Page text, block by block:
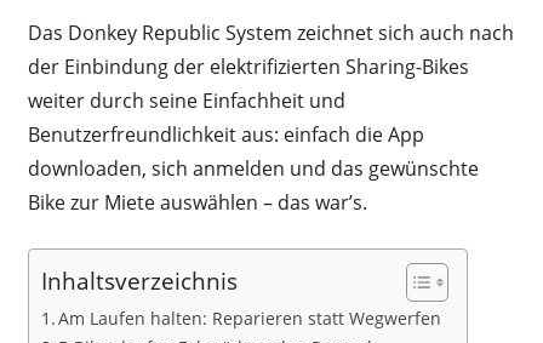
Das Donkey Republic System zeichnet sich auch nach
der Einbindung der elektrifizierten Sharing-Bikes
weiter durch seine Einfachheit und
Benutzerfreundlichkeit aus: einfach die App
downloaden, sich anmelden und das gewünschte
Bike zur Miete auswählen – das war’s.
Inhaltsverzeichnis
Am Laufen halten: Reparieren statt Wegwerfen